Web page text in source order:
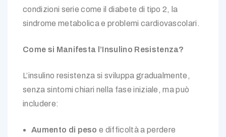
condizioni serie come il diabete di tipo 2, la
sindrome metabolica e problemi cardiovascolari.
Come si Manifesta l’Insulino Resistenza?
L’insulino resistenza si sviluppa gradualmente,
senza sintomi chiari nella fase iniziale, ma può
includere:
Aumento di peso e difficoltà a perdere